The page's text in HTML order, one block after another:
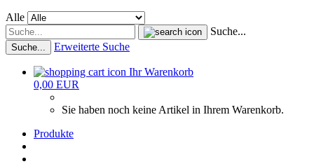
Alle
Suche...
Suche... Erweiterte Suche
Ihr Warenkorb
0,00 EUR
Sie haben noch keine Artikel in Ihrem Warenkorb.
Produkte